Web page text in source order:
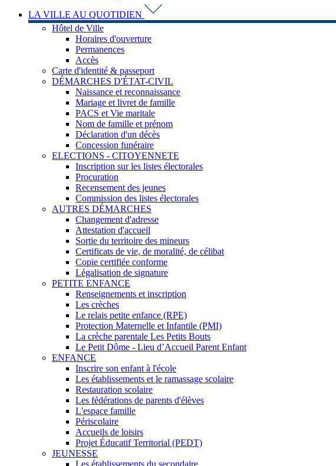
LA VILLE AU QUOTIDIEN
Hôtel de Ville
Horaires d'ouverture
Permanences
Accès
Carte d'identité & passeport
DÉMARCHES D'ÉTAT-CIVIL
Naissance et reconnaissance
Mariage et livret de famille
PACS et Vie maritale
Nom de famille et prénom
Déclaration d'un décès
Concession funéraire
ELECTIONS - CITOYENNETE
Inscription sur les listes électorales
Procuration
Recensement des jeunes
Commission des listes électorales
AUTRES DÉMARCHES
Changement d'adresse
Attestation d'accueil
Sortie du territoire des mineurs
Certificats de vie, de moralité, de célibat
Copie certifiée conforme
Légalisation de signature
PETITE ENFANCE
Renseignements et inscription
Les crèches
Le relais petite enfance (RPE)
Protection Maternelle et Infantile (PMI)
La crèche parentale Les Petits Bouts
Le Petit Dôme - Lieu d’Accueil Parent Enfant
ENFANCE
Inscrire son enfant à l'école
Les établissements et le ramassage scolaire
Restauration scolaire
Les fédérations de parents d'élèves
L'espace famille
Périscolaire
Accueils de loisirs
Projet Éducatif Territorial (PEDT)
JEUNESSE
Les établissements du secondaire